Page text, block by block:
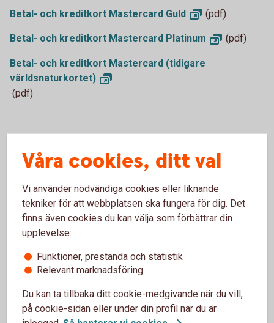
Betal- och kreditkort Mastercard Guld (pdf)
Betal- och kreditkort Mastercard Platinum (pdf)
Betal- och kreditkort Mastercard (tidigare
världsnaturkortet)
(pdf)
Historiska villkor
Historiskavillkor
Våra cookies, ditt val
Vi använder nödvändiga cookies eller liknande
tekniker för att webbplatsen ska fungera för dig. Det
finns även cookies du kan välja som förbättrar din
upplevelse:
Funktioner, prestanda och statistik
Relevant marknadsföring
Du kan ta tillbaka ditt cookie-medgivande när du vill,
på cookie-sidan eller under din profil när du är